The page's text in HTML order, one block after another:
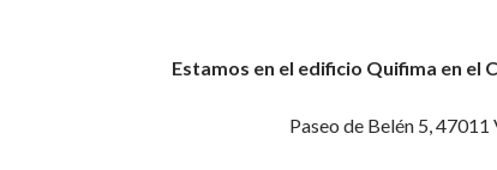
Estamos en el edificio Quifima en el
Paseo de Belén 5,